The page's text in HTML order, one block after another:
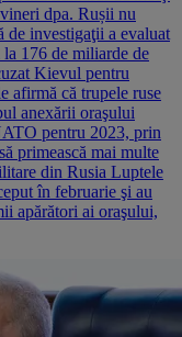
dpa. Rușii nu
de investigaţii a evaluat
176 de miliarde de
Kievul pentru
afirmă că trupele ruse
anexării oraşului
pentru 2023, prin
primească mai multe
din Rusia Luptele
în februarie şi au
apărători ai oraşului,